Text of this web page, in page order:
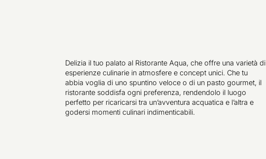
Delizia il tuo palato al Ristorante Aqua, che offre una varietà di
esperienze culinarie in atmosfere e concept unici. Che tu
abbia voglia di uno spuntino veloce o di un pasto gourmet, il
ristorante soddisfa ogni preferenza, rendendolo il luogo
perfetto per ricaricarsi tra un’avventura acquatica e l’altra e
godersi momenti culinari indimenticabili.